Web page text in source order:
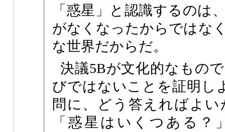
「惑星」と認識するのは
がなくなったからではな
な世界だからだ。
決議5Bが文化的なもの
びではないことを証明し
問に、どう答えればよ
「惑星はいくつある？